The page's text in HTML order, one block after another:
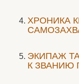
ХРОНИКА
ЭКИПАЖ
К ЗВАНИЮ